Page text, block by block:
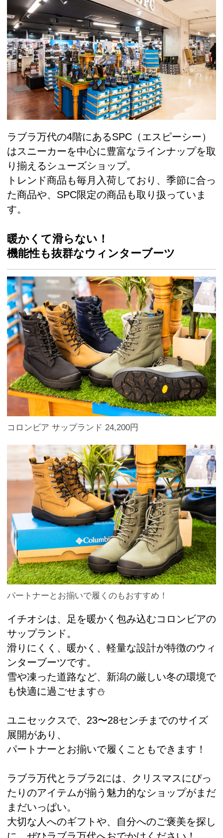
ラブラ万代の4階にあるSPC（エスピーシー）
はスニーカーを中心に豊富なラインナップを取
り揃えるシューズショップ。
トレンド商品も毎月入荷しており、季節に合っ
た商品や、SPC限定の商品も取り扱っていま
す。
暖かくて滑らない！
機能性も抜群なウィンターブーツ
コロンビア サップランド 24,200円
パートナーとお揃いで履くのもおすすめ！
イチオシは、足を暖かく包み込むコロンビアの
サップランド。
滑りにくく、暖かく、軽量な設計が特徴のウィ
ンターブーツです。
雪や凍った道路など、新潟の厳しい冬の環境で
も快適に過ごせます⛄️
ユニセックスで、23〜28センチまでのサイズ
展開があり、
パートナーとお揃いで履くこともできます！
ラブラ万代とラブラ2には、クリスマスにぴっ
たりのアイテムが揃う魅力的なショップがまだ
まだいっぱい。
大切な人へのギフトや、自分へのご褒美を探し